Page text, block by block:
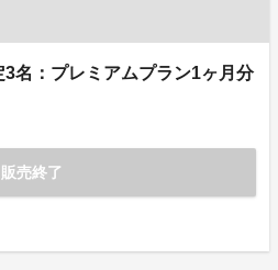
3名：プレミアムプラン1ヶ月分
販売終了